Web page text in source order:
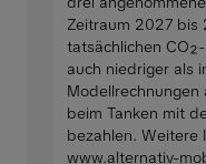
Zeitraum 2027 bis
tatsächlichen
auch niedriger als
Modellrechnungen
beim Tanken mit
bezahlen. Weitere
www.alternativ-